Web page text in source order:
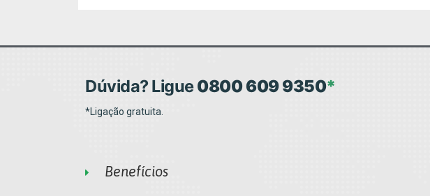
Dúvida? Ligue0800 609 9350*
*Ligação gratuita.
Benefícios